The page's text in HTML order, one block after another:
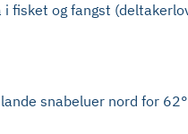
og fangst
snabeluer nord for